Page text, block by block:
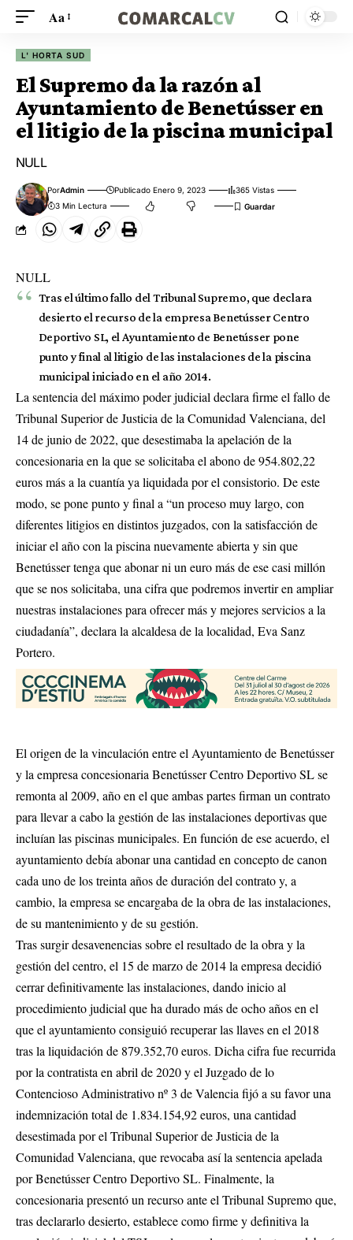
Aa
L' HORTA SUD
El Supremo da la razón al
Ayuntamiento de Benetússer en
el litigio de la piscina municipal
NULL
PorAdmin Publicado Enero 9, 2023
365 Vistas
3 Min Lectura
NULL
Tras el último fallo del Tribunal Supremo, que declara
desierto el recurso de la empresa Benetússer Centro
Deportivo SL, el Ayuntamiento de Benetússer pone
punto y final al litigio de las instalaciones de la piscina
municipal iniciado en el año 2014.
La sentencia del máximo poder judicial declara firme el fallo de
Tribunal Superior de Justicia de la Comunidad Valenciana, del
14 de junio de 2022, que desestimaba la apelación de la
concesionaria en la que se solicitaba el abono de 954.802,22
euros más a la cuantía ya liquidada por el consistorio. De este
modo, se pone punto y final a “un proceso muy largo, con
diferentes litigios en distintos juzgados, con la satisfacción de
iniciar el año con la piscina nuevamente abierta y sin que
Benetússer tenga que abonar ni un euro más de ese casi millón
que se nos solicitaba, una cifra que podremos invertir en ampliar
nuestras instalaciones para ofrecer más y mejores servicios a la
ciudadanía”, declara la alcaldesa de la localidad, Eva Sanz
Portero.
El origen de la vinculación entre el Ayuntamiento de Benetússer
y la empresa concesionaria Benetússer Centro Deportivo SL se
remonta al 2009, año en el que ambas partes firman un contrato
para llevar a cabo la gestión de las instalaciones deportivas que
incluían las piscinas municipales. En función de ese acuerdo, el
ayuntamiento debía abonar una cantidad en concepto de canon
cada uno de los treinta años de duración del contrato y, a
cambio, la empresa se encargaba de la obra de las instalaciones,
de su mantenimiento y de su gestión.
Tras surgir desavenencias sobre el resultado de la obra y la
gestión del centro, el 15 de marzo de 2014 la empresa decidió
cerrar definitivamente las instalaciones, dando inicio al
procedimiento judicial que ha durado más de ocho años en el
que el ayuntamiento consiguió recuperar las llaves en el 2018
tras la liquidación de 879.352,70 euros. Dicha cifra fue recurrida
por la contratista en abril de 2020 y el Juzgado de lo
Contencioso Administrativo nº 3 de Valencia fijó a su favor una
indemnización total de 1.834.154,92 euros, una cantidad
desestimada por el Tribunal Superior de Justicia de la
Comunidad Valenciana, que revocaba así la sentencia apelada
por Benetússer Centro Deportivo SL. Finalmente, la
concesionaria presentó un recurso ante el Tribunal Supremo que,
tras declararlo desierto, establece como firme y definitiva la